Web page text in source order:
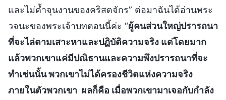
และไม่ค้ำจุนงานของคริสตจักร” ต่อมาฉันได้อ่านพระ
วจนะของพระเจ้าบทตอนนี้ค่ะ “ผู้คนส่วนใหญ่ปรารถนา
ที่จะไล่ตามเสาะหาและปฏิบัติความจริง แต่โดยมาก
แล้วพวกเขาแค่มีปณิธานและความพึงปรารถนาที่จะ
ทำเช่นนั้น พวกเขาไม่ได้ครองชีวิตแห่งความจริง
ภายในตัวพวกเขา ผลก็คือ เมื่อพวกเขามาเจอกับกำลัง